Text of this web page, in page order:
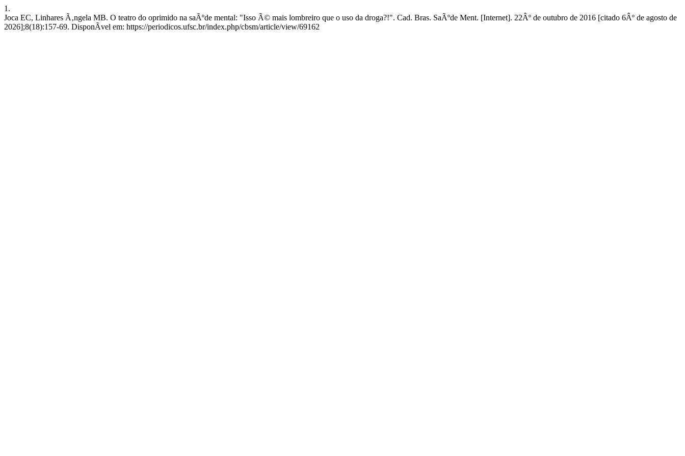
1.
Joca EC, Linhares Ã‚ngela MB. O teatro do oprimido na saÃºde mental: "Isso Ã© mais lombreiro que o uso da droga?!". Cad. Bras. SaÃºde Ment. [Internet]. 22Âº de outubro de 2016 [citado 6Âº de agosto de
2026];8(18):157-69. DisponÃ­vel em: https://periodicos.ufsc.br/index.php/cbsm/article/view/69162